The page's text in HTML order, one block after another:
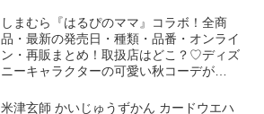
しまむら『はるぴのママ』コラボ！全商
品・最新の発売日・種類・品番・オンライ
ン・再販まとめ！取扱店はどこ？♡ディズ
ニーキャラクターの可愛い秋コーデが
米津玄師 かいじゅうずかん カードウエハ